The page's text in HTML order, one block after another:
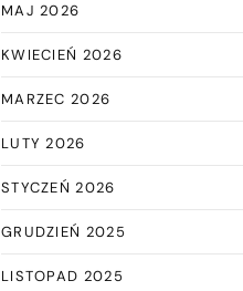
MAJ 2026
KWIECIEŃ 2026
MARZEC 2026
LUTY 2026
STYCZEŃ 2026
GRUDZIEŃ 2025
LISTOPAD 2025